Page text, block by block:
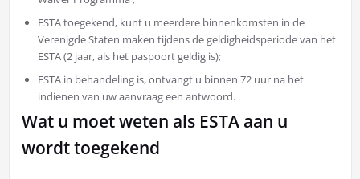
ESTA toegekend, kunt u meerdere binnenkomsten in de
Verenigde Staten maken tijdens de geldigheidsperiode van het
ESTA (2 jaar, als het paspoort geldig is);
ESTA in behandeling is, ontvangt u binnen 72 uur na het
indienen van uw aanvraag een antwoord.
Wat u moet weten als ESTA aan u
wordt toegekend